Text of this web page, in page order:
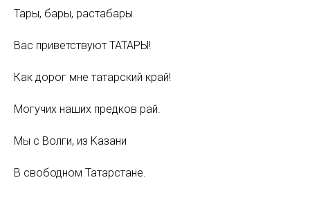
Тары, бары, растабары
Вас приветствуют ТАТАРЫ!
Как дорог мне татарский край!
Могучих наших предков рай.
Мы с Волги, из Казани
В свободном Татарстане.